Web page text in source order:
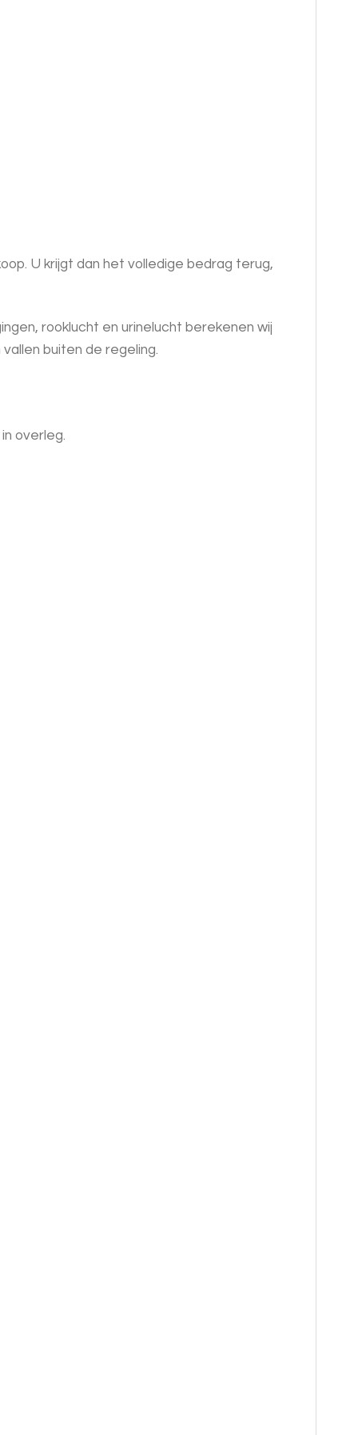
U krijgt dan het volledige bedrag terug,
rooklucht en urinelucht berekenen wij
buiten de regeling.
overleg.